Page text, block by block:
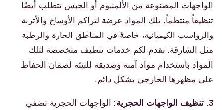
الواجهات المصنوعة من الألمنيوم أو الجبس تتطلب أيضًا
تنظيفاً منتظماً. تلك المواد عرضة لتراكم الأوساخ والأتربة
والرواسب الكيميائية، خاصةً في المناطق الحارة والرطبة
مثل الشارقة. نقدم لكم خدمات تنظيف متخصصة لتلك
المواد باستخدام مواد آمنة وصديقة للبيئة لضمان الحفاظ
على مظهرها الخارجي بشكل دائم.
3. تنظيف الواجهات الحجرية:
الواجهات الحجرية تضفي